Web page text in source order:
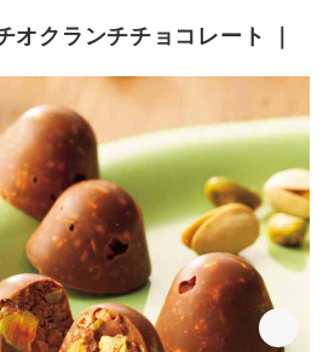
オクランチチョコレート
｜